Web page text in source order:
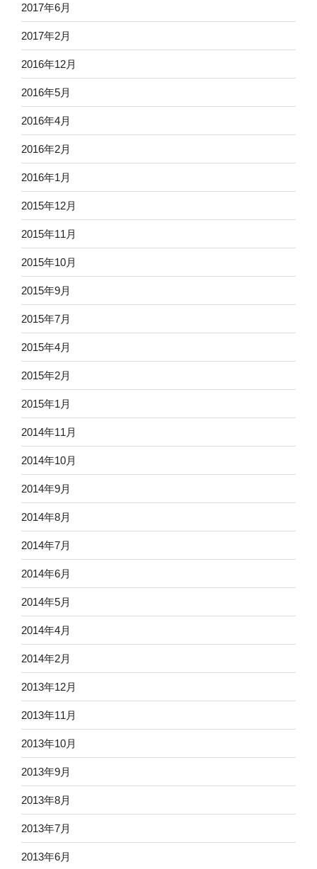
2017年6月
2017年2月
2016年12月
2016年5月
2016年4月
2016年2月
2016年1月
2015年12月
2015年11月
2015年10月
2015年9月
2015年7月
2015年4月
2015年2月
2015年1月
2014年11月
2014年10月
2014年9月
2014年8月
2014年7月
2014年6月
2014年5月
2014年4月
2014年2月
2013年12月
2013年11月
2013年10月
2013年9月
2013年8月
2013年7月
2013年6月